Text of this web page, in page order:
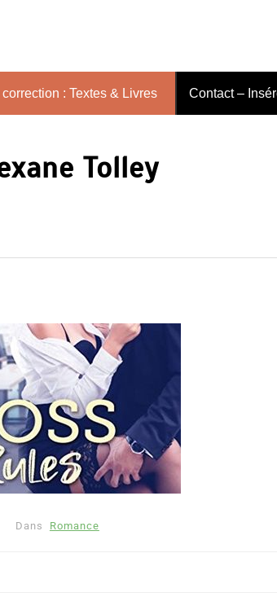
: Textes & Livres Contact –
Tolley
Dans Romance